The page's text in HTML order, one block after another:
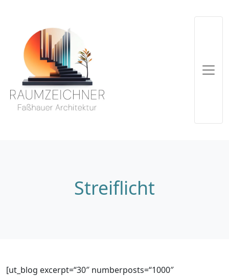
Streiflicht
[ut_blog excerpt=“30″ numberposts=“1000″